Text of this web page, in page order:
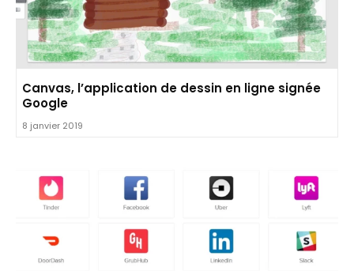
Canvas, l’application de dessin en ligne signée
Google
8 janvier 2019